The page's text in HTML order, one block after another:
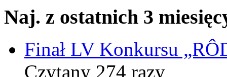
Naj. z ostatnich 3
Finał LV Konkursu
Czytany 274 razy